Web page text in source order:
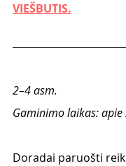
VIEŠBUTIS.
2–4 asm.
Gaminimo laikas: apie
Doradai paruošti